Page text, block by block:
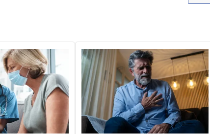
介護
機能性原料・素材
その他
Sciences
ィ・原料
包装材